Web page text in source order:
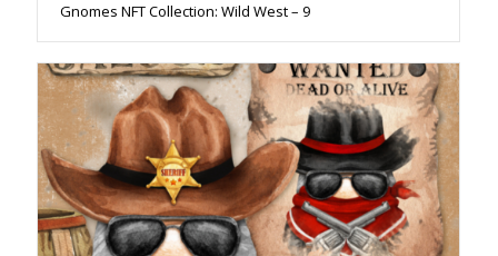
Gnomes NFT Collection: Wild West – 9